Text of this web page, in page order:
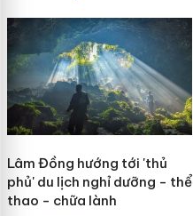
Lâm Đồng hướng tới 'thủ
phủ' du lịch nghỉ dưỡng - thể
thao - chữa lành